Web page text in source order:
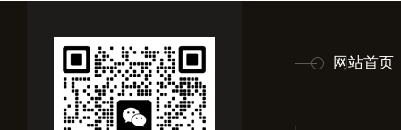
网站首页